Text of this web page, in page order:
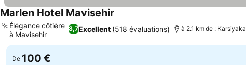
Marlen Hotel Mavisehir
8,7Excellent (518 évaluations)
Élégance côtière
à Mavisehir
à 2.1 km de : Karsiyaka
De 100 €